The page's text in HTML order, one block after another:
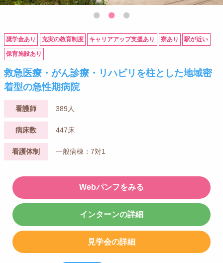
奨学金あり 充実の教育制度 キャリアアップ支援あり 寮あり 駅が近い
保育施設あり
救急医療・がん診療・リハビリを柱とした地域密
着型の急性期病院
看護師 389人
病床数 447床
看護体制 一般病棟：7対1
Webパンフをみる
インターンの詳細
見学会の詳細